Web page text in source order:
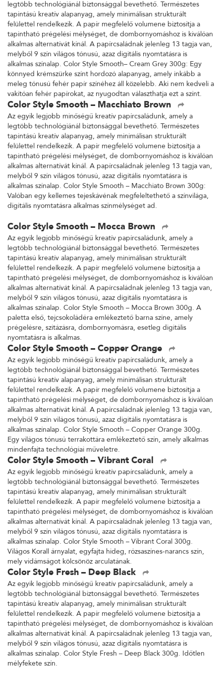
legtöbb technológiánál biztonsággal bevethető. Természetes
tapintású kreatív alapanyag, amely minimálisan strukturált
felülettel rendelkezik. A papír megfelelő volumene biztosítja a
tapintható prégelési mélységet, de dombornyomáshoz is kiválóan
alkalmas alternatívát kínál. A papírcsaládnak jelenleg 13 tagja van,
melyből 9 szín világos tónusú, azaz digitális nyomtatásra is
alkalmas színalap. Color Style Smooth– Cream Grey 300g: Egy
könnyed krémszürke színt hordozó alapanyag, amely inkább a
meleg tónusú fehér papír színéhez áll közelebb. Aki nem kedveli a
vakítóan fehér papírokat, az nyugodtan választhatja ezt a színt.
Color Style Smooth – Macchiato Brown
Az egyik legjobb minőségű kreatív papírcsaládunk, amely a
legtöbb technológiánál biztonsággal bevethető. Természetes
tapintású kreatív alapanyag, amely minimálisan strukturált
felülettel rendelkezik. A papír megfelelő volumene biztosítja a
tapintható prégelési mélységet, de dombornyomáshoz is kiválóan
alkalmas alternatívát kínál. A papírcsaládnak jelenleg 13 tagja van,
melyből 9 szín világos tónusú, azaz digitális nyomtatásra is
alkalmas színalap. Color Style Smooth – Macchiato Brown 300g:
Valóban egy kellemes tejeskávénak megfeleltethető a színvilága,
digitális nyomtatásra alkalmas színmélységet ad.
Color Style Smooth – Mocca Brown
Az egyik legjobb minőségű kreatív papírcsaládunk, amely a
legtöbb technológiánál biztonsággal bevethető. Természetes
tapintású kreatív alapanyag, amely minimálisan strukturált
felülettel rendelkezik. A papír megfelelő volumene biztosítja a
tapintható prégelési mélységet, de dombornyomáshoz is kiválóan
alkalmas alternatívát kínál. A papírcsaládnak jelenleg 13 tagja van,
melyből 9 szín világos tónusú, azaz digitális nyomtatásra is
alkalmas színalap. Color Style Smooth – Mocca Brown 300g. A
paletta első, tejcsokoládéra emlékeztető barna színe, amely
prégelésre, szitázásra, dombornyomásra, esetleg digitális
nyomtatásra is alkalmas.
Color Style Smooth – Copper Orange
Az egyik legjobb minőségű kreatív papírcsaládunk, amely a
legtöbb technológiánál biztonsággal bevethető. Természetes
tapintású kreatív alapanyag, amely minimálisan strukturált
felülettel rendelkezik. A papír megfelelő volumene biztosítja a
tapintható prégelési mélységet, de dombornyomáshoz is kiválóan
alkalmas alternatívát kínál. A papírcsaládnak jelenleg 13 tagja van,
melyből 9 szín világos tónusú, azaz digitális nyomtatásra is
alkalmas színalap. Color Style Smooth – Copper Orange 300g.
Egy világos tónusú terrakottára emlékeztető szín, amely alkalmas
mindenfajta technológiai műveletre.
Color Style Smooth – Vibrant Coral
Az egyik legjobb minőségű kreatív papírcsaládunk, amely a
legtöbb technológiánál biztonsággal bevethető. Természetes
tapintású kreatív alapanyag, amely minimálisan strukturált
felülettel rendelkezik. A papír megfelelő volumene biztosítja a
tapintható prégelési mélységet, de dombornyomáshoz is kiválóan
alkalmas alternatívát kínál. A papírcsaládnak jelenleg 13 tagja van,
melyből 9 szín világos tónusú, azaz digitális nyomtatásra is
alkalmas színalap. Color Style Smooth – Vibrant Coral 300g.
Világos Korall árnyalat, egyfajta hideg, rózsaszínes-narancs szín,
mely vidámságot kölcsönöz arculatának.
Color Style Fresh – Deep Black
Az egyik legjobb minőségű kreatív papírcsaládunk, amely a
legtöbb technológiánál biztonsággal bevethető. Természetes
tapintású kreatív alapanyag, amely minimálisan strukturált
felülettel rendelkezik. A papír megfelelő volumene biztosítja a
tapintható prégelési mélységet, de dombornyomáshoz is kiválóan
alkalmas alternatívát kínál. A papírcsaládnak jelenleg 13 tagja van,
melyből 9 szín világos tónusú, azaz digitális nyomtatásra is
alkalmas színalap. Color Style Fresh – Deep Black 300g. Időtlen
mélyfekete szín.